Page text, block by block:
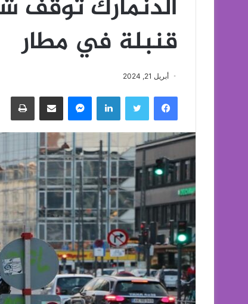
الدنمارك توقف
قنبلة في مطار
أبريل 21, 2024
فيسبوك تويتر لينكدإن ماسنجر مشاركة عبر البريد